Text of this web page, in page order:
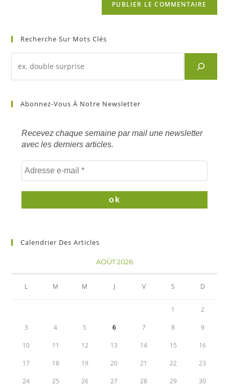
Recherche Sur Mots Clés
d'un
mots
Abonnez-Vous À Notre Newsletter
Recevez chaque semaine par mail une newsletter
avec les derniers articles.
Calendrier Des Articles
AOÛT 2026
L M M J V S D
1 2
3 4 5 6 7 8 9
10 11 12 13 14 15 16
17 18 19 20 21 22 23
24 25 26 27 28 29 30